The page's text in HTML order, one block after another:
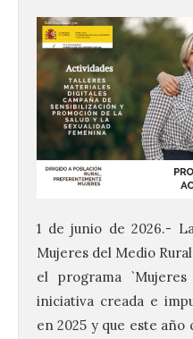
1 de junio de 2026.-
Mujeres del Medio
el programa
iniciativa creada e
en 2025 y que este año